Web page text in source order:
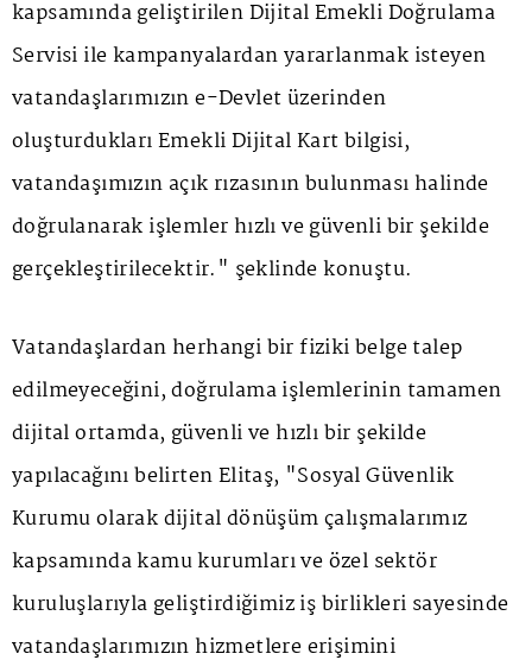
kapsamında geliştirilen Dijital Emekli Doğrulama
Servisi ile kampanyalardan yararlanmak isteyen
vatandaşlarımızın e-Devlet üzerinden
oluşturdukları Emekli Dijital Kart bilgisi,
vatandaşımızın açık rızasının bulunması halinde
doğrulanarak işlemler hızlı ve güvenli bir şekilde
gerçekleştirilecektir." şeklinde konuştu.
Vatandaşlardan herhangi bir fiziki belge talep
edilmeyeceğini, doğrulama işlemlerinin tamamen
dijital ortamda, güvenli ve hızlı bir şekilde
yapılacağını belirten Elitaş, "Sosyal Güvenlik
Kurumu olarak dijital dönüşüm çalışmalarımız
kapsamında kamu kurumları ve özel sektör
kuruluşlarıyla geliştirdiğimiz iş birlikleri sayesinde
vatandaşlarımızın hizmetlere erişimini